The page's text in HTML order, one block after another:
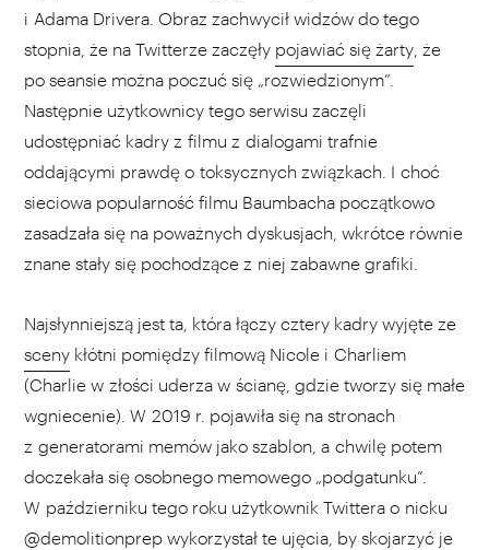
i Adama Drivera. Obraz zachwycił widzów do tego
stopnia, że na Twitterze zaczęły pojawiać się żarty , że
po seansie można poczuć się „rozwiedzionym”.
Następnie użytkownicy tego serwisu zaczęli
udostępniać kadry z filmu z dialogami trafnie
oddającymi prawdę o toksycznych związkach. I choć
sieciowa popularność filmu Baumbacha początkowo
zasadzała się na poważnych dyskusjach, wkrótce równie
znane stały się pochodzące z niej zabawne grafiki.
Najsłynniejszą jest ta, która łączy cztery kadry wyjęte ze
sceny kłótni pomiędzy filmową Nicole i Charliem
(Charlie w złości uderza w ścianę, gdzie tworzy się małe
wgniecenie). W 2019 r. pojawiła się na stronach
z generatorami memów jako szablon, a chwilę potem
doczekała się osobnego memowego „podgatunku”.
W październiku tego roku użytkownik Twittera o nicku
@demolitionprep wykorzystał te ujęcia, by skojarzyć je